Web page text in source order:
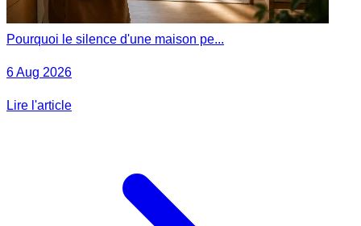
Pourquoi le silence d'une maison pe...
6 Aug 2026
Lire l'article